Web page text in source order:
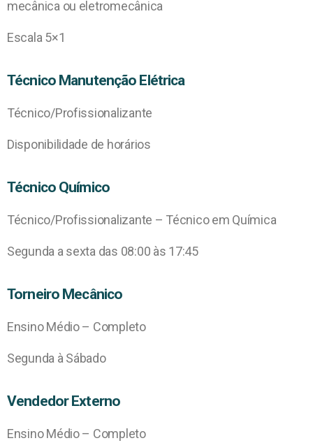
mecânica ou eletromecânica
Escala 5×1
Técnico Manutenção Elétrica
Técnico/Profissionalizante
Disponibilidade de horários
Técnico Químico
Técnico/Profissionalizante – Técnico em Química
Segunda a sexta das 08:00 às 17:45
Torneiro Mecânico
Ensino Médio – Completo
Segunda à Sábado
Vendedor Externo
Ensino Médio – Completo